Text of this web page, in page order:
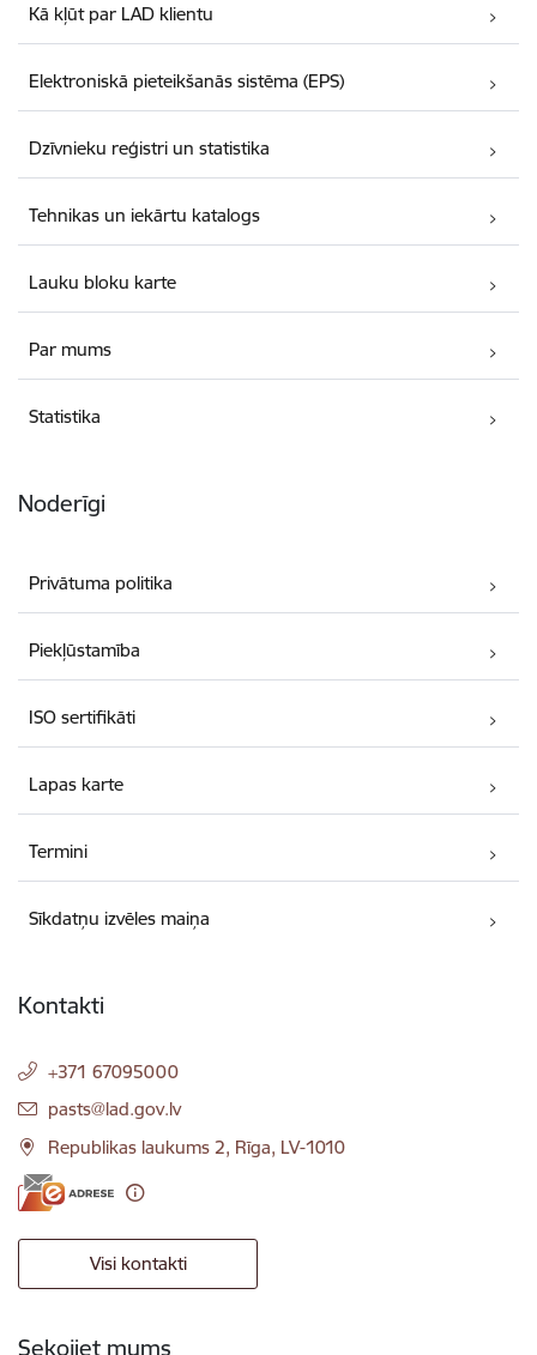
Kā kļūt par LAD klientu
Elektroniskā pieteikšanās sistēma (EPS)
Dzīvnieku reģistri un statistika
Tehnikas un iekārtu katalogs
Lauku bloku karte
Par mums
Statistika
Noderīgi
Privātuma politika
Piekļūstamība
ISO sertifikāti
Lapas karte
Termini
Sīkdatņu izvēles maiņa
Kontakti
+371 67095000
E-pasts:
pasts@lad.gov.lv
Republikas laukums 2, Rīga, LV-1010
Visi kontakti
Sekojiet mums